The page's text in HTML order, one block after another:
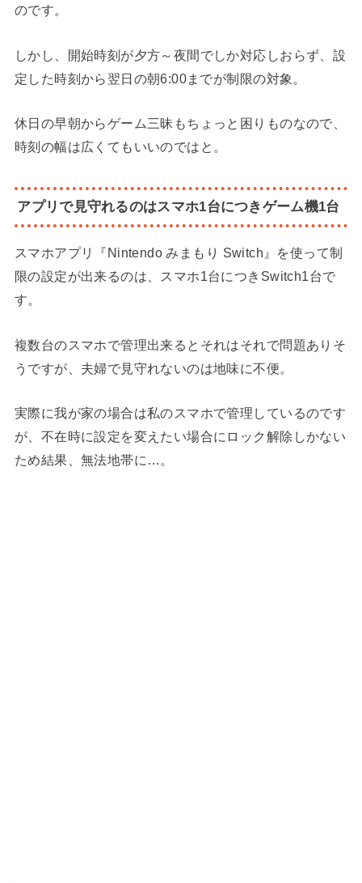
のです。
しかし、開始時刻が夕方～夜間でしか対応しおらず、設
定した時刻から翌日の朝6:00までが制限の対象。
休日の早朝からゲーム三昧もちょっと困りものなので、
時刻の幅は広くてもいいのではと。
アプリで見守れるのはスマホ1台につきゲーム機1台
スマホアプリ『Nintendo みまもり Switch』を使って制
限の設定が出来るのは、スマホ1台につきSwitch1台で
す。
複数台のスマホで管理出来るとそれはそれで問題ありそ
うですが、夫婦で見守れないのは地味に不便。
実際に我が家の場合は私のスマホで管理しているのです
が、不在時に設定を変えたい場合にロック解除しかない
ため結果、無法地帯に…。